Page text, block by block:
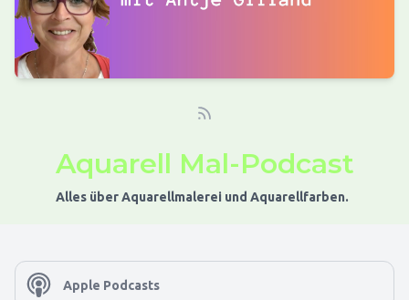
Aquarell Mal-Podcast
Alles über Aquarellmalerei und Aquarellfarben.
Apple Podcasts